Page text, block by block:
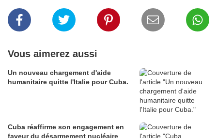
Vous aimerez aussi
Un nouveau chargement d'aide
humanitaire quitte l'Italie pour Cuba.
Cuba réaffirme son engagement en
faveur du désarmement nucléaire